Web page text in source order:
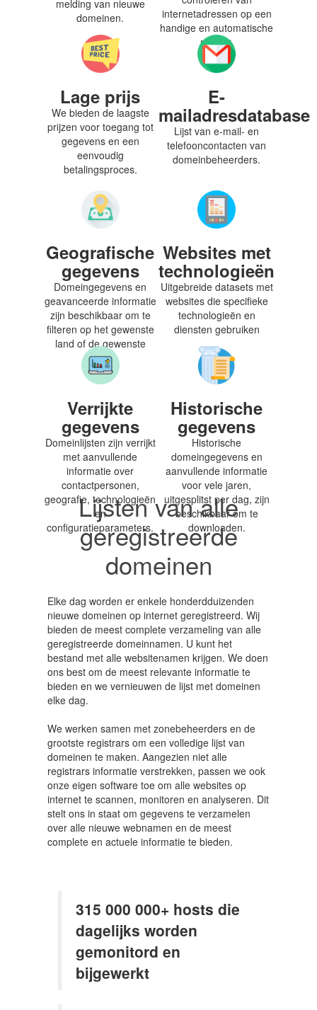
melding van nieuwe
domeinen.
internetadressen op een
handige en automatische
manier.
Lage prijs
We bieden de laagste
prijzen voor toegang tot
gegevens en een
eenvoudig
betalingsproces.
E-
mailadresdatabase
Lijst van e-mail- en
telefooncontacten van
domeinbeheerders.
Geografische
gegevens
Domeingegevens en
geavanceerde informatie
zijn beschikbaar om te
filteren op het gewenste
land of de gewenste
regio.
Websites met
technologieën
Uitgebreide datasets met
websites die specifieke
technologieën en
diensten gebruiken
Verrijkte
gegevens
Domeinlijsten zijn verrijkt
met aanvullende
informatie over
contactpersonen,
geografie, technologieën
en
configuratieparameters.
Historische
gegevens
Historische
domeingegevens en
aanvullende informatie
voor vele jaren,
uitgesplitst per dag, zijn
beschikbaar om te
downloaden.
Lijsten van alle
geregistreerde
domeinen
Elke dag worden er enkele honderdduizenden
nieuwe domeinen op internet geregistreerd. Wij
bieden de meest complete verzameling van alle
geregistreerde domeinnamen. U kunt het
bestand met alle websitenamen krijgen. We doen
ons best om de meest relevante informatie te
bieden en we vernieuwen de lijst met domeinen
elke dag.
We werken samen met zonebeheerders en de
grootste registrars om een volledige lijst van
domeinen te maken. Aangezien niet alle
registrars informatie verstrekken, passen we ook
onze eigen software toe om alle websites op
internet te scannen, monitoren en analyseren. Dit
stelt ons in staat om gegevens te verzamelen
over alle nieuwe webnamen en de meest
complete en actuele informatie te bieden.
315 000 000+ hosts die
dagelijks worden
gemonitord en
bijgewerkt